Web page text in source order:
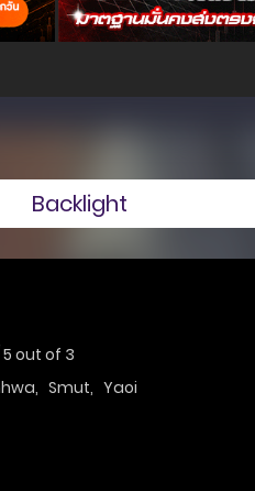
Backlight
5 out of 3
, Smut, Yaoi